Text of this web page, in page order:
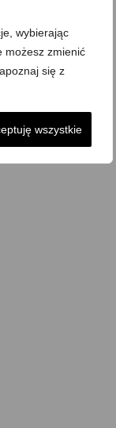
wybierając
możesz zmienić
się z
wszystkie